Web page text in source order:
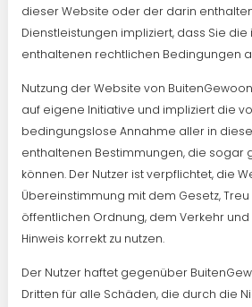
dieser Website oder der darin
Dienstleistungen impliziert, dass Sie die
enthaltenen rechtlichen Bedingungen
Nutzung der Website von
auf eigene Initiative und impliziert die
bedingungslose Annahme aller in
enthaltenen Bestimmungen, die sogar
können. Der Nutzer ist verpflichtet, die
Übereinstimmung mit dem Gesetz,
öffentlichen Ordnung, dem Verkehr
Hinweis korrekt zu nutzen.
Der Nutzer haftet gegenüber
Dritten für alle Schäden, die durch die